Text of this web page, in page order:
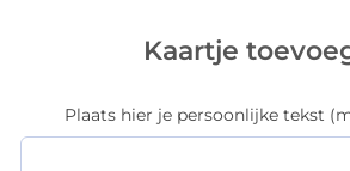
Kaartje
Plaats hier je persoonlijke tekst